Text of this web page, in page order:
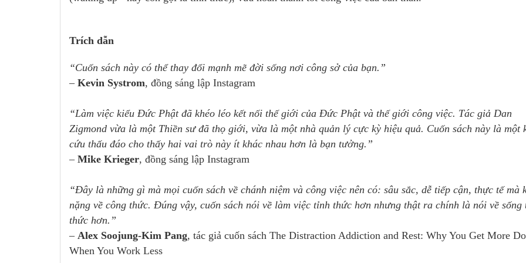
Trích dẫn
“Cuốn sách này có thể thay đổi mạnh mẽ đời sống nơi công sở của bạn.”
– Kevin Systrom, đồng sáng lập Instagram
“Làm việc kiểu Đức Phật đã khéo léo kết nối thế giới của Đức Phật và thế giới công việc. Tác giả Dan
Zigmond vừa là một Thiền sư đã thọ giới, vừa là một nhà quản lý cực kỳ hiệu quả. Cuốn sách này là một
cứu thấu đáo cho thấy hai vai trò này ít khác nhau hơn là bạn tưởng.”
– Mike Krieger, đồng sáng lập Instagram
“Đây là những gì mà mọi cuốn sách về chánh niệm và công việc nên có: sâu sắc, dễ tiếp cận, thực tế mà
nặng về công thức. Đúng vậy, cuốn sách nói về làm việc tỉnh thức hơn nhưng thật ra chính là nói về sống
thức hơn.”
– Alex Soojung-Kim Pang, tác giả cuốn sách The Distraction Addiction and Rest: Why You Get More
When You Work Less